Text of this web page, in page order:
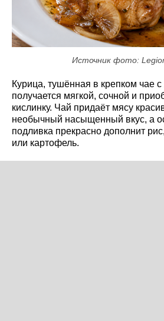
Источник фото:
Курица, тушённая в крепком чае
получается мягкой, сочной и
кислинку. Чай придаёт мясу
необычный насыщенный вкус, а
подливка прекрасно дополнит
или картофель.